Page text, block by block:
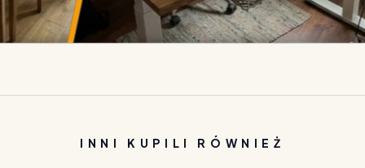
INNI KUPILI RÓWNIEŻ